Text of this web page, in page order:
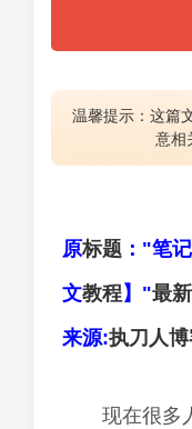
温馨提示：这篇
意相
原标题 ："笔
文教程】"最新
来源:执刀人
现在很多人